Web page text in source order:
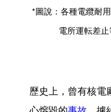
*圖說：各種電纜耐
電所運転差止
歷史上，曾有核電